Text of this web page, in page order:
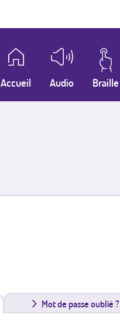
Accueil Audio Braille
Mot de passe oublié ?